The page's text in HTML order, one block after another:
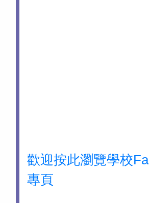
歡迎按此瀏覽學校
專頁